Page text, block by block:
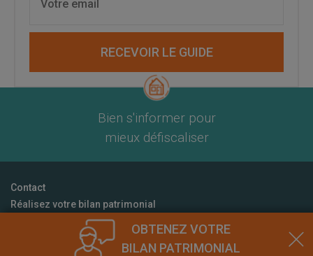
OBTENEZ VOTRE
BILAN PATRIMONIAL
RECEVOIR LE GUIDE
Bien s'informer pour
mieux défiscaliser
Contact
Réalisez votre bilan patrimonial
Mentions Légales